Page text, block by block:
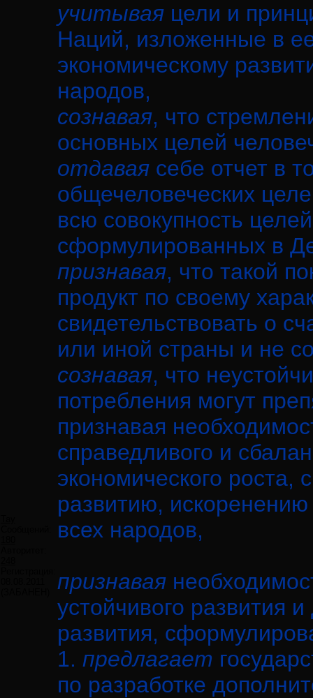
учитывая цели и
Наций, изложенные в
экономическому
народов,
сознавая, что
основных целей
отдавая себе отчет в
общечеловеческих
всю совокупность
сформулированных в
признавая, что такой
продукт по своему
свидетельствовать о
или иной страны и не
сознавая, что
потребления могут
признавая
справедливого и
экономического роста,
развитию,
всех народов,
признавая
устойчивого развития
развития,
1. предлагает
по разработке